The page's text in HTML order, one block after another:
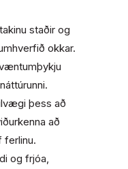
staðir og
okkar.
þess að
að
ferlinu.
og frjóa,